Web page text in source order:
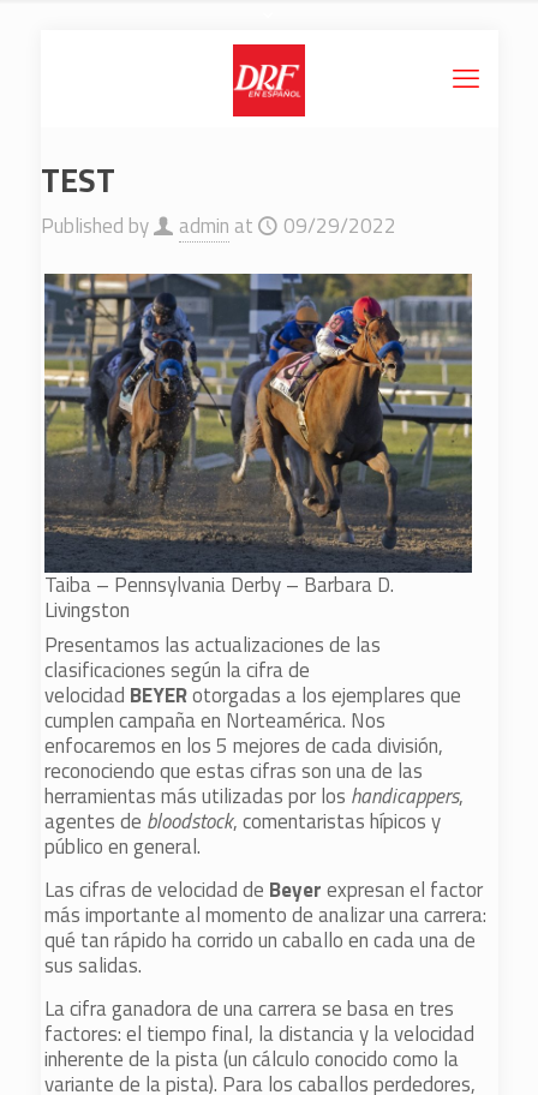
TEST
Published by admin at 09/29/2022
Taiba – Pennsylvania Derby – Barbara D.
Livingston
Presentamos las actualizaciones de las
clasificaciones según la cifra de
velocidad BEYERotorgadas a los ejemplares que
cumplen campaña en Norteamérica. Nos
enfocaremos en los 5 mejores de cada división,
reconociendo que estas cifras son una de las
herramientas más utilizadas por los handicappers,
agentes de bloodstock, comentaristas hípicos y
público en general.
Las cifras de velocidad de Beyerexpresan el factor
más importante al momento de analizar una carrera:
qué tan rápido ha corrido un caballo en cada una de
sus salidas.
La cifra ganadora de una carrera se basa en tres
factores: el tiempo final, la distancia y la velocidad
inherente de la pista (un cálculo conocido como la
variante de la pista). Para los caballos perdedores,